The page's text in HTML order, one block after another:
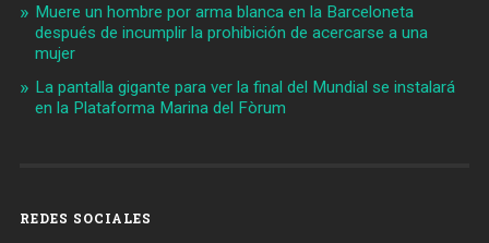
Muere un hombre por arma blanca en la Barceloneta
después de incumplir la prohibición de acercarse a una
mujer
La pantalla gigante para ver la final del Mundial se instalará
en la Plataforma Marina del Fòrum
REDES SOCIALES